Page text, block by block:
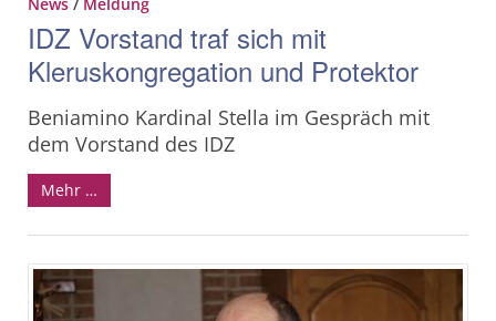
IDZ Vorstand traf sich mit
Kleruskongregation und Protektor
Beniamino Kardinal Stella im Gespräch mit
dem Vorstand des IDZ
Mehr …